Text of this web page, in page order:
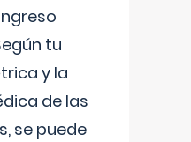
tu
y la
de las
se puede